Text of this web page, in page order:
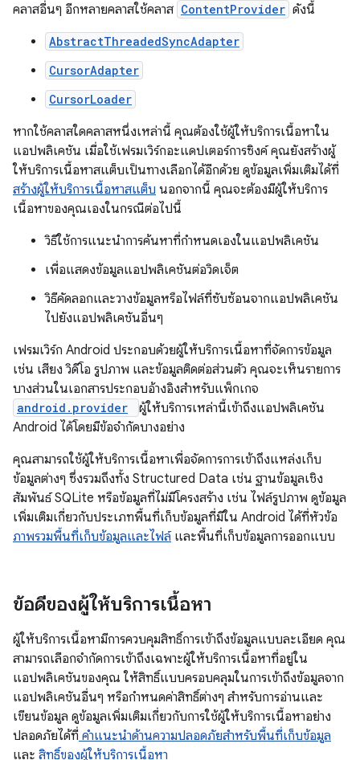
คลาสอื่นๆ อีกหลายคลาสใช้คลาส ContentProvider ดังนี้
AbstractThreadedSyncAdapter
CursorAdapter
CursorLoader
หากใช้คลาสใดคลาสหนึ่งเหล่านี้ คุณต้องใช้ผู้ให้บริการเนื้อหาใน
แอปพลิเคชัน เมื่อใช้เฟรมเวิร์กอะแดปเตอร์การซิงค์ คุณยังสร้างผู้
ให้บริการเนื้อหาสแต็บเป็นทางเลือกได้อีกด้วย ดูข้อมูลเพิ่มเติมได้ที่
สร้างผู้ให้บริการเนื้อหาสแต็บ นอกจากนี้ คุณจะต้องมีผู้ให้บริการ
เนื้อหาของคุณเองในกรณีต่อไปนี้
วิธีใช้การแนะนำการค้นหาที่กำหนดเองในแอปพลิเคชัน
เพื่อแสดงข้อมูลแอปพลิเคชันต่อวิดเจ็ต
วิธีคัดลอกและวางข้อมูลหรือไฟล์ที่ซับซ้อนจากแอปพลิเคชัน
ไปยังแอปพลิเคชันอื่นๆ
เฟรมเวิร์ก Android ประกอบด้วยผู้ให้บริการเนื้อหาที่จัดการข้อมูล
เช่น เสียง วิดีโอ รูปภาพ และข้อมูลติดต่อส่วนตัว คุณจะเห็นรายการ
บางส่วนในเอกสารประกอบอ้างอิงสำหรับแพ็กเกจ
android.provider
ผู้ให้บริการเหล่านี้เข้าถึงแอปพลิเคชัน
Android ได้โดยมีข้อจำกัดบางอย่าง
คุณสามารถใช้ผู้ให้บริการเนื้อหาเพื่อจัดการการเข้าถึงแหล่งเก็บ
ข้อมูลต่างๆ ซึ่งรวมถึงทั้ง Structured Data เช่น ฐานข้อมูลเชิง
สัมพันธ์ SQLite หรือข้อมูลที่ไม่มีโครงสร้าง เช่น ไฟล์รูปภาพ ดูข้อมูล
เพิ่มเติมเกี่ยวกับประเภทพื้นที่เก็บข้อมูลที่มีใน Android ได้ที่หัวข้อ
ภาพรวมพื้นที่เก็บข้อมูลและไฟล์และพื้นที่เก็บข้อมูลการออกแบบ
ข้อดีของผู้ให้บริการเนื้อหา
ผู้ให้บริการเนื้อหามีการควบคุมสิทธิ์การเข้าถึงข้อมูลแบบละเอียด คุณ
สามารถเลือกจำกัดการเข้าถึงเฉพาะผู้ให้บริการเนื้อหาที่อยู่ใน
แอปพลิเคชันของคุณ ให้สิทธิ์แบบครอบคลุมในการเข้าถึงข้อมูลจาก
แอปพลิเคชันอื่นๆ หรือกำหนดค่าสิทธิ์ต่างๆ สำหรับการอ่านและ
เขียนข้อมูล ดูข้อมูลเพิ่มเติมเกี่ยวกับการใช้ผู้ให้บริการเนื้อหาอย่าง
ปลอดภัยได้ที่ คำแนะนำด้านความปลอดภัยสำหรับพื้นที่เก็บข้อมูล
และ สิทธิ์ของผู้ให้บริการเนื้อหา